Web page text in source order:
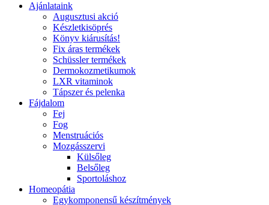
Ajánlataink
Augusztusi akció
Készletkisöprés
Könyv kiárusítás!
Fix áras termékek
Schüssler termékek
Dermokozmetikumok
LXR vitaminok
Tápszer és pelenka
Fájdalom
Fej
Fog
Menstruációs
Mozgásszervi
Külsőleg
Belsőleg
Sportoláshoz
Homeopátia
Egykomponensű készítmények